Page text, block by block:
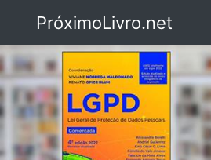
PróximoLivro.net